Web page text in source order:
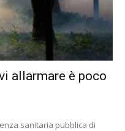
allarmare è poco
sanitaria pubblica di